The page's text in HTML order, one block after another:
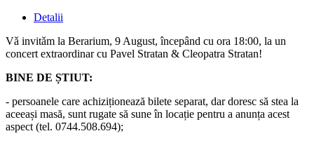
Detalii
Vǎ invitǎm la Berarium, 9 August, începând cu ora 18:00, la un
concert extraordinar cu Pavel Stratan & Cleopatra Stratan!
BINE DE ȘTIUT:
- persoanele care achiziționează bilete separat, dar doresc să stea la
aceeași masă, sunt rugate să sune în locație pentru a anunța acest
aspect (tel. 0744.508.694);